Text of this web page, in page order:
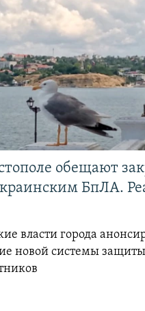
обещают
БпЛА.
власти города
новой системы